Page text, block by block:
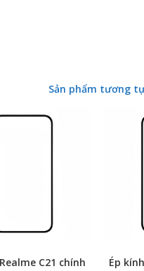
Sản phẩm tương
C21 chính
Ép